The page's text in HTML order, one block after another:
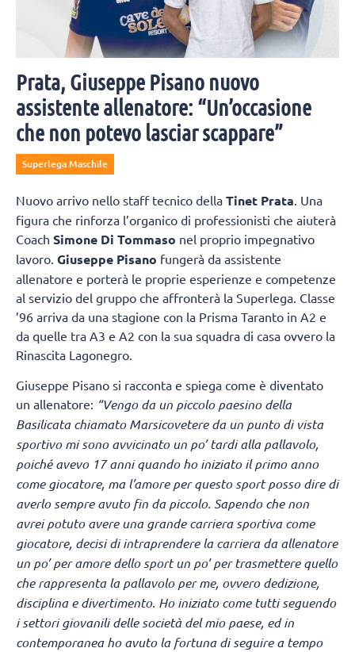
Prata, Giuseppe Pisano nuovo
assistente allenatore: “Un’occasione
che non potevo lasciar scappare”
Superlega Maschile
Nuovo arrivo nello staff tecnico della Tinet Prata . Una
figura che rinforza l’organico di professionisti che aiuterà
Coach Simone Di Tommaso nel proprio impegnativo
lavoro. Giuseppe Pisano fungerà da assistente
allenatore e porterà le proprie esperienze e competenze
al servizio del gruppo che affronterà la Superlega. Classe
’96 arriva da una stagione con la Prisma Taranto in A2 e
da quelle tra A3 e A2 con la sua squadra di casa ovvero la
Rinascita Lagonegro.
Giuseppe Pisano si racconta e spiega come è diventato
un allenatore: “Vengo da un piccolo paesino della
Basilicata chiamato Marsicovetere da un punto di vista
sportivo mi sono avvicinato un po’ tardi alla pallavolo,
poiché avevo 17 anni quando ho iniziato il primo anno
come giocatore, ma l’amore per questo sport posso dire di
averlo sempre avuto fin da piccolo. Sapendo che non
avrei potuto avere una grande carriera sportiva come
giocatore, decisi di intraprendere la carriera da allenatore
un po’ per amore dello sport un po’ per trasmettere quello
che rappresenta la pallavolo per me, ovvero dedizione,
disciplina e divertimento. Ho iniziato come tutti seguendo
i settori giovanili delle società del mio paese, ed in
contemporanea ho avuto la fortuna di seguire a tempo